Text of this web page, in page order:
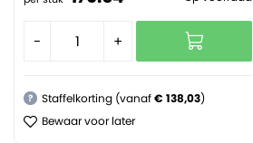
- +
? Staffelkorting (vanaf€ 138,03)
Bewaar voor later